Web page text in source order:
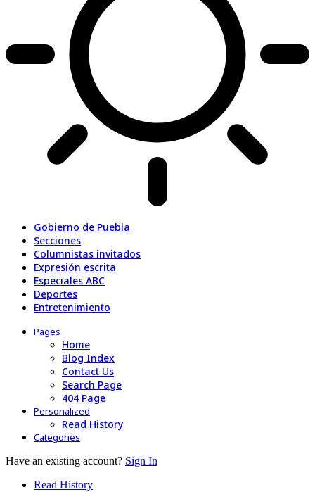
Gobierno de Puebla
Secciones
Columnistas invitados
Expresión escrita
Especiales ABC
Deportes
Entretenimiento
Pages
Home
Blog Index
Contact Us
Search Page
404 Page
Personalized
Read History
Categories
Have an existing account? Sign In
Read History